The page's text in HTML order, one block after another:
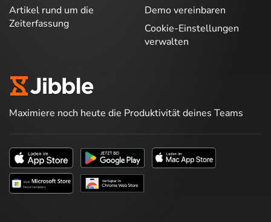
Artikel rund um die
Zeiterfassung
Demo vereinbaren
Cookie-Einstellungen
verwalten
Maximiere noch heute die Produktivität deines Teams